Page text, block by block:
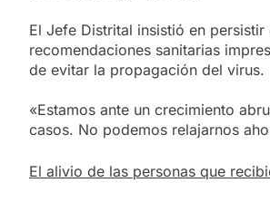
El Jefe Distrital insistió en persistir
recomendaciones sanitarias
de evitar la propagación del virus.
«Estamos ante un crecimiento
casos. No podemos relajarnos
El alivio de las personas que